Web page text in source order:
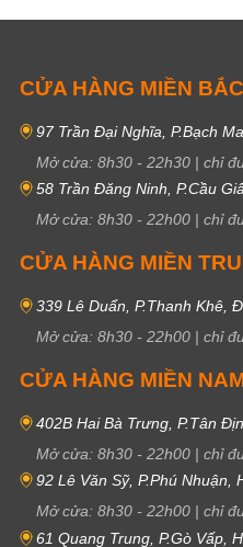
CỬA HÀNG MIỀN BẮC
97 Trần Đại Nghĩa, P.Bạch
Mở cửa: 8h30 - 22h30 | chỉ
58 Trần Đăng Ninh, P.Cầu
Mở cửa: 8h30 - 22h00 | chỉ
CỬA HÀNG MIỀN
339 Lê Duẩn, P.Thanh Khê,
Mở cửa: 8h30 - 22h00 | chỉ
CỬA HÀNG MIỀN
402B Hai Bà Trưng, P.Tân
Mở cửa: 8h30 - 22h00 | chỉ
92 Lê Văn Sỹ, P.Phú Nhuận,
Mở cửa: 8h30 - 22h00 | chỉ
61 Quang Trung, P.Gò Vấp,